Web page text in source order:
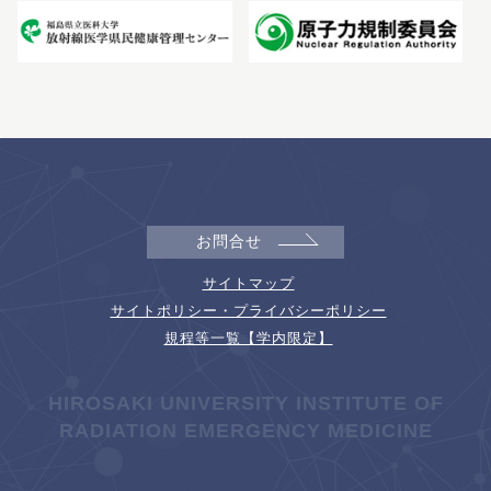
お問合せ
サイトマップ
サイトポリシー・プライバシーポリシー
規程等一覧【学内限定】
HIROSAKI UNIVERSITY INSTITUTE OF
RADIATION EMERGENCY MEDICINE